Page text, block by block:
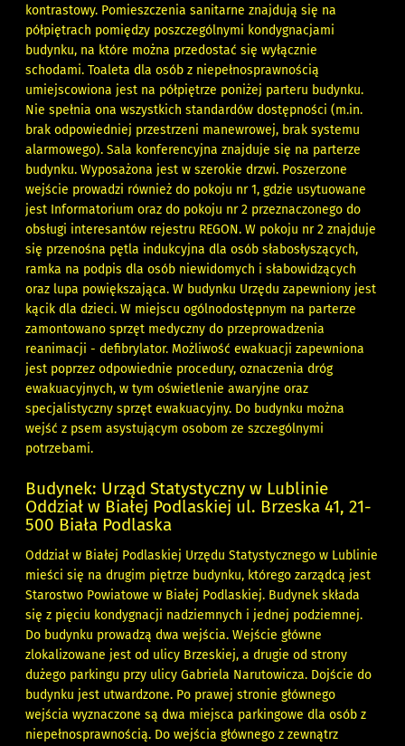
kontrastowy. Pomieszczenia sanitarne znajdują się na
półpiętrach pomiędzy poszczególnymi kondygnacjami
budynku, na które można przedostać się wyłącznie
schodami. Toaleta dla osób z niepełnosprawnością
umiejscowiona jest na półpiętrze poniżej parteru budynku.
Nie spełnia ona wszystkich standardów dostępności (m.in.
brak odpowiedniej przestrzeni manewrowej, brak systemu
alarmowego). Sala konferencyjna znajduje się na parterze
budynku. Wyposażona jest w szerokie drzwi. Poszerzone
wejście prowadzi również do pokoju nr 1, gdzie usytuowane
jest Informatorium oraz do pokoju nr 2 przeznaczonego do
obsługi interesantów rejestru REGON. W pokoju nr 2 znajduje
się przenośna pętla indukcyjna dla osób słabosłyszących,
ramka na podpis dla osób niewidomych i słabowidzących
oraz lupa powiększająca. W budynku Urzędu zapewniony jest
kącik dla dzieci. W miejscu ogólnodostępnym na parterze
zamontowano sprzęt medyczny do przeprowadzenia
reanimacji - defibrylator. Możliwość ewakuacji zapewniona
jest poprzez odpowiednie procedury, oznaczenia dróg
ewakuacyjnych, w tym oświetlenie awaryjne oraz
specjalistyczny sprzęt ewakuacyjny. Do budynku można
wejść z psem asystującym osobom ze szczególnymi
potrzebami.
Budynek: Urząd Statystyczny w Lublinie
Oddział w Białej Podlaskiej ul. Brzeska 41, 21-
500 Biała Podlaska
Oddział w Białej Podlaskiej Urzędu Statystycznego w Lublinie
mieści się na drugim piętrze budynku, którego zarządcą jest
Starostwo Powiatowe w Białej Podlaskiej. Budynek składa
się z pięciu kondygnacji nadziemnych i jednej podziemnej.
Do budynku prowadzą dwa wejścia. Wejście główne
zlokalizowane jest od ulicy Brzeskiej, a drugie od strony
dużego parkingu przy ulicy Gabriela Narutowicza. Dojście do
budynku jest utwardzone. Po prawej stronie głównego
wejścia wyznaczone są dwa miejsca parkingowe dla osób z
niepełnosprawnością. Do wejścia głównego z zewnątrz